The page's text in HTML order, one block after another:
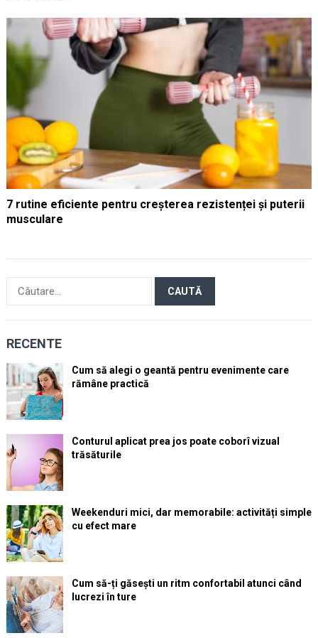
7 rutine eficiente pentru creșterea rezistenței și puterii
musculare
după:
RECENTE
Cum să alegi o geantă pentru evenimente care
rămâne practică
Conturul aplicat prea jos poate coborî vizual
trăsăturile
Weekenduri mici, dar memorabile: activități simple
cu efect mare
Cum să-ți găsești un ritm confortabil atunci când
lucrezi în ture